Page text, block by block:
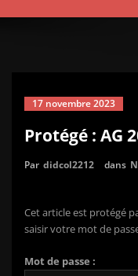
17 novembre 2023
Protégé : AG
Par didcol2212 dans
Cet article est protégé
saisir votre mot de
Mot de passe :